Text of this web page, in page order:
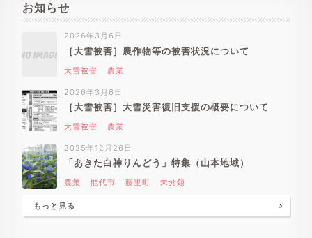
お知らせ
2026年3月6日
［大雪被害］農作物等の被害状況について
大雪被害 農業
2026年3月6日
［大雪被害］大雪災害復旧支援の概要について
大雪被害 農業
2025年12月26日
「あきた白神りんどう」特集（山本地域）
農業 能代市 藤里町 未分類
もっと見る